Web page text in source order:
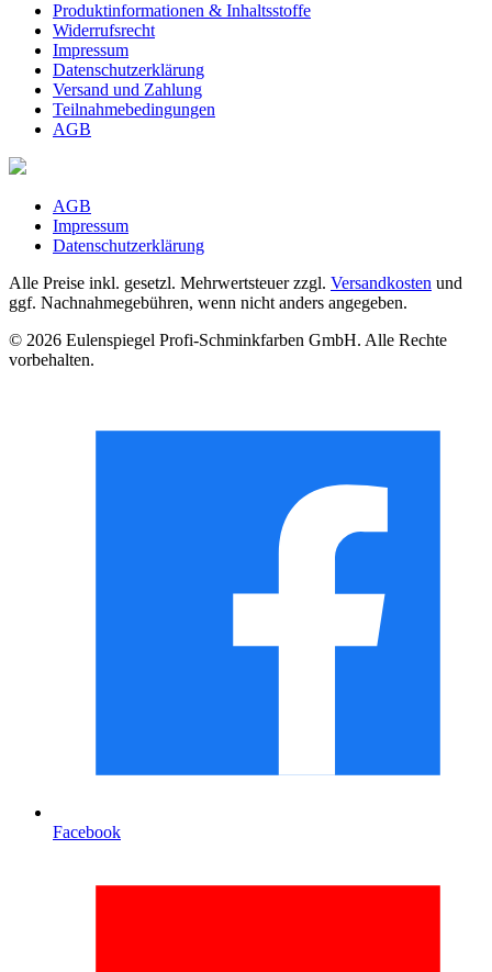
Produktinformationen & Inhaltsstoffe
Widerrufsrecht
Impressum
Datenschutzerklärung
Versand und Zahlung
Teilnahmebedingungen
AGB
AGB
Impressum
Datenschutzerklärung
Alle Preise inkl. gesetzl. Mehrwertsteuer zzgl. Versandkosten und
ggf. Nachnahmegebühren, wenn nicht anders angegeben.
© 2026 Eulenspiegel Profi-Schminkfarben GmbH. Alle Rechte
vorbehalten.
Facebook